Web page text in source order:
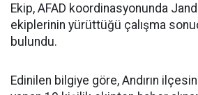
Ekip, AFAD koordinasyonunda
ekiplerinin yürüttüğü çalışma
bulundu.
Edinilen bilgiye göre, Andırın